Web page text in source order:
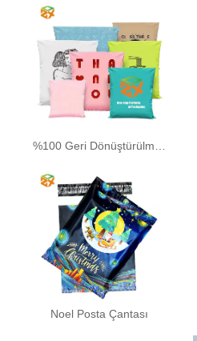
%100 Geri Dönüştürülmüş Poli Posta Poşeti
Noel Posta Çantası